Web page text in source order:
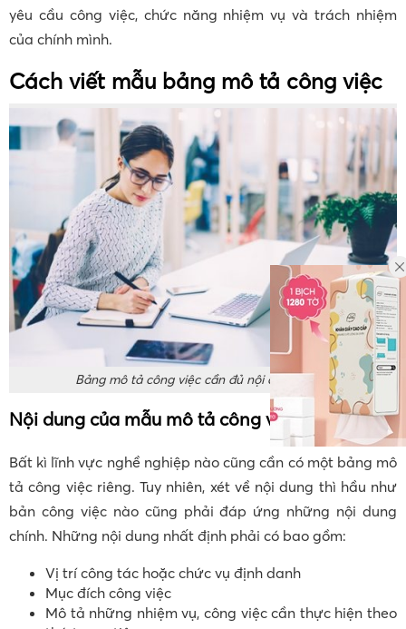
yêu cầu công việc, chức năng nhiệm vụ và trách nhiệm
của chính mình.
Cách viết mẫu bảng mô tả công việc
Bảng mô tả công việc cần đủ nội dung chính
Nội dung của mẫu mô tả công việc
Bất kì lĩnh vực nghề nghiệp nào cũng cần có một bảng mô
tả công việc riêng. Tuy nhiên, xét về nội dung thì hầu như
bản công việc nào cũng phải đáp ứng những nội dung
chính. Những nội dung nhất định phải có bao gồm:
Vị trí công tác hoặc chức vụ định danh
Mục đích công việc
Mô tả những nhiệm vụ, công việc cần thực hiện theo